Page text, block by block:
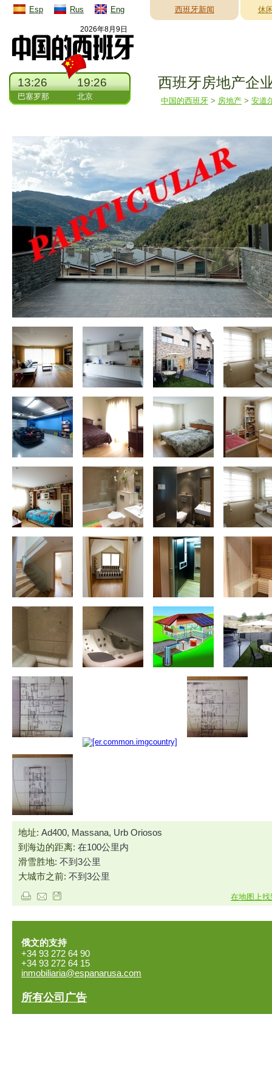
Esp Rus Eng 西班牙新闻 休
2026年8月9日
13:26
巴塞罗那
19:26
北京
西班牙房地产企
中国的西班牙 > 房地产 > 安道
地址: Ad400, Massana, Urb Oriosos
到海边的距离: 在100公里内
滑雪胜地: 不到3公里
大城市之前: 不到3公里
在地图上找
俄文的支持
+34 93 272 64 90
+34 93 272 64 15
inmobiliaria@espanarusa.com
所有公司广告